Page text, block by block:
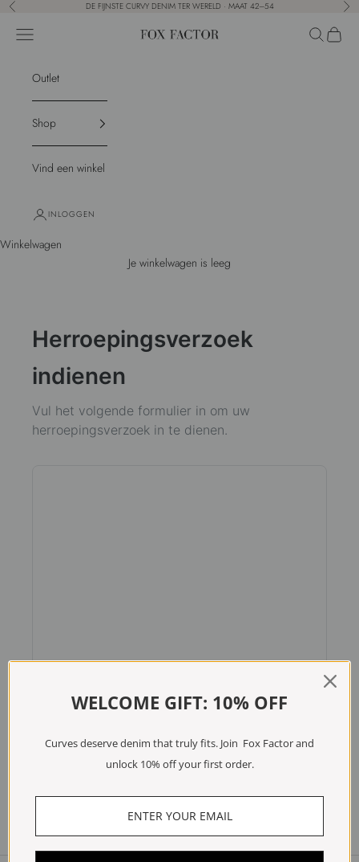
Naar inhoud
Vorige DE FIJNSTE CURVY DENIM TER WERELD · MAAT 42–54
Fox Factor
Menu Zoeken
Outlet
Shop
Vind een winkel
INLOGGEN
Winkelwagen
Je winkelwagen is leeg
Herroepingsverzoek
indienen
Vul het volgende formulier in om uw
herroepingsverzoek in te dienen.
WELCOME GIFT: 10% OFF
Curves deserve denim that truly fits. Join Fox Factor and
unlock 10% off your first order.